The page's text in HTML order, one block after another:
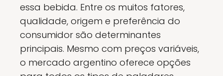
essa bebida. Entre os muitos fatores,
qualidade, origem e preferência do
consumidor são determinantes
principais. Mesmo com preços variáveis,
o mercado argentino oferece opções